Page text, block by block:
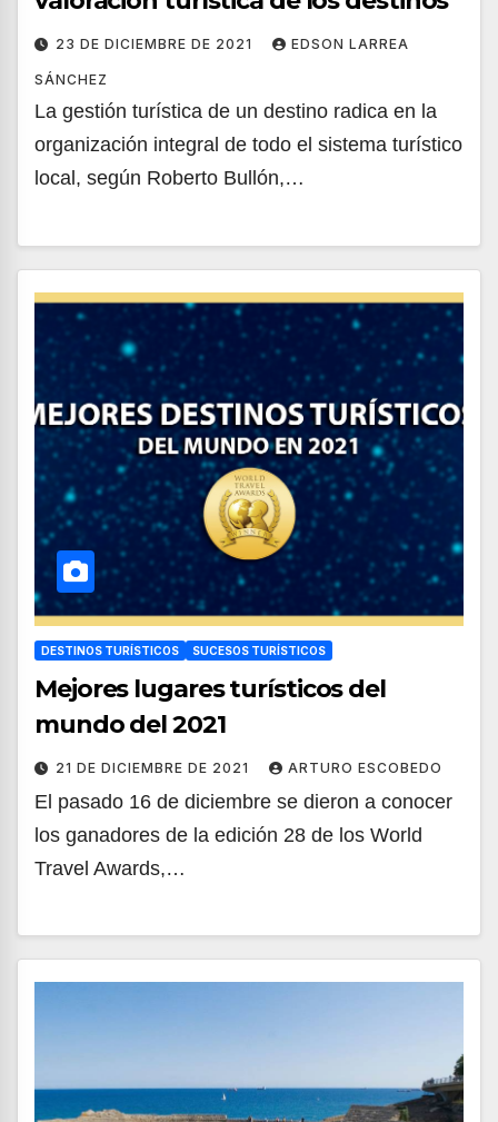
23 DE DICIEMBRE DE 2021 EDSON LARREA
SÁNCHEZ
La gestión turística de un destino radica en la
organización integral de todo el sistema turístico
local, según Roberto Bullón,…
DESTINOS TURÍSTICOS SUCESOS TURÍSTICOS
Mejores lugares turísticos del
mundo del 2021
21 DE DICIEMBRE DE 2021 ARTURO ESCOBEDO
El pasado 16 de diciembre se dieron a conocer
los ganadores de la edición 28 de los World
Travel Awards,…